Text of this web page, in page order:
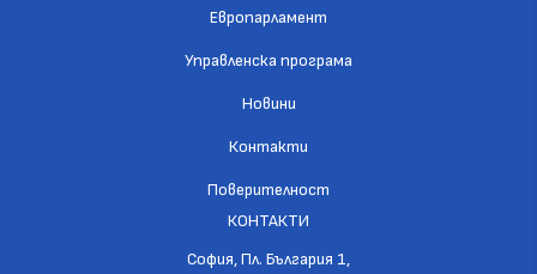
Европарламент
Управленска програма
Новини
Контакти
Поверителност
КОНТАКТИ
София, Пл. България 1,